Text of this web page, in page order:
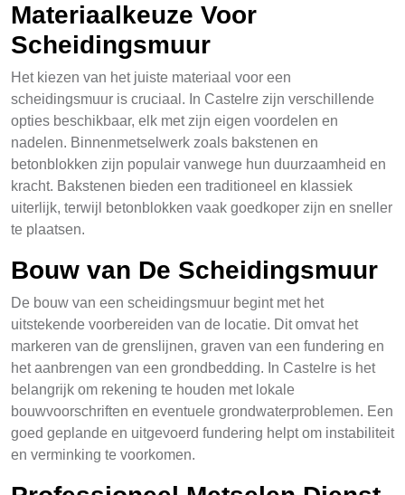
Materiaalkeuze Voor
Scheidingsmuur
Het kiezen van het juiste materiaal voor een
scheidingsmuur is cruciaal. In Castelre zijn verschillende
opties beschikbaar, elk met zijn eigen voordelen en
nadelen. Binnenmetselwerk zoals bakstenen en
betonblokken zijn populair vanwege hun duurzaamheid en
kracht. Bakstenen bieden een traditioneel en klassiek
uiterlijk, terwijl betonblokken vaak goedkoper zijn en sneller
te plaatsen.
Bouw van De Scheidingsmuur
De bouw van een scheidingsmuur begint met het
uitstekende voorbereiden van de locatie. Dit omvat het
markeren van de grenslijnen, graven van een fundering en
het aanbrengen van een grondbedding. In Castelre is het
belangrijk om rekening te houden met lokale
bouwvoorschriften en eventuele grondwaterproblemen. Een
goed geplande en uitgevoerd fundering helpt om instabiliteit
en verminking te voorkomen.